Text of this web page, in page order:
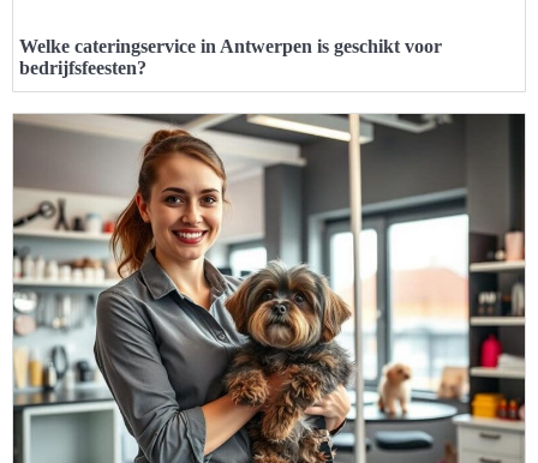
Welke cateringservice in Antwerpen is geschikt voor
bedrijfsfeesten?